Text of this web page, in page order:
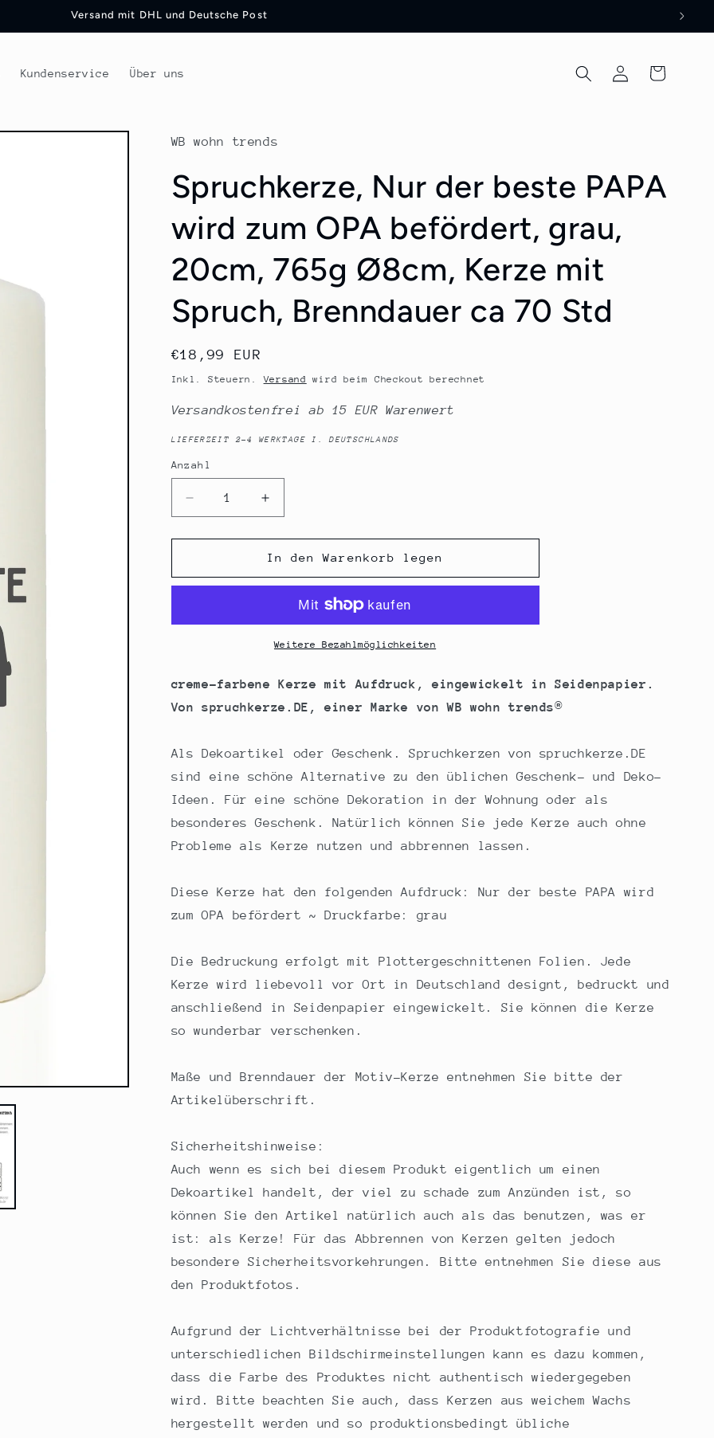
Versand mit DHL und Deutsche Post
Kundenservice Über uns EinloggenWarenkorb
WB wohn trends
Spruchkerze, Nur der beste PAPA
wird zum OPA befördert, grau,
20cm, 765g Ø8cm, Kerze mit
Spruch, Brenndauer ca 70 Std
Normaler
Preis
€18,99 EUR
Inkl. Steuern.Versand wird beim Checkout berechnet
Versandkostenfrei ab 15 EUR Warenwert
LIEFERZEIT 2-4 WERKTAGE I. DEUTSCHLANDS
Anzahl
Anzahl
Verringere
die
Menge
Spruchkerze,
beste
zum
befördert,
20cm,
Ø8cm,
Kerze
mit
Spruch,
Brenndauer
70
Std
Erhöhe
die
Menge
für
Spruchkerze,
beste
PAPA
zum
befördert,
20cm,
Ø8cm,
Kerze
mit
Spruch,
Brenndauer
70
Std
In den Warenkorb legen
Weitere Bezahlmöglichkeiten
creme-farbene Kerze mit Aufdruck, eingewickelt in Seidenpapier.
Von spruchkerze.DE, einer Marke von WB wohn trends®
Als Dekoartikel oder Geschenk. Spruchkerzen von spruchkerze.DE
sind eine schöne Alternative zu den üblichen Geschenk- und Deko-
Ideen. Für eine schöne Dekoration in der Wohnung oder als
besonderes Geschenk. Natürlich können Sie jede Kerze auch ohne
Probleme als Kerze nutzen und abbrennen lassen.
Diese Kerze hat den folgenden Aufdruck: Nur der beste PAPA wird
zum OPA befördert ~ Druckfarbe: grau
Die Bedruckung erfolgt mit Plottergeschnittenen Folien. Jede
Kerze wird liebevoll vor Ort in Deutschland designt, bedruckt und
anschließend in Seidenpapier eingewickelt. Sie können die Kerze
so wunderbar verschenken.
Maße und Brenndauer der Motiv-Kerze entnehmen Sie bitte der
Artikelüberschrift.
Sicherheitshinweise:
Auch wenn es sich bei diesem Produkt eigentlich um einen
Dekoartikel handelt, der viel zu schade zum Anzünden ist, so
können Sie den Artikel natürlich auch als das benutzen, was er
ist: als Kerze! Für das Abbrennen von Kerzen gelten jedoch
besondere Sicherheitsvorkehrungen. Bitte entnehmen Sie diese aus
den Produktfotos.
Aufgrund der Lichtverhältnisse bei der Produktfotografie und
unterschiedlichen Bildschirmeinstellungen kann es dazu kommen,
dass die Farbe des Produktes nicht authentisch wiedergegeben
wird. Bitte beachten Sie auch, dass Kerzen aus weichem Wachs
hergestellt werden und so produktionsbedingt übliche